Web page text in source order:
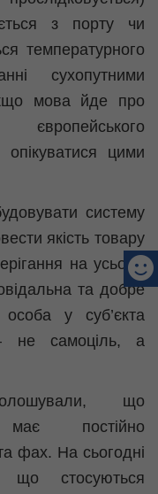
з порту чи
температурного
сухопутними
мова йде про
європейського
цими
систему
якість товару
на усьому
та добре
особа у суб’єкта
— не самоціль, а
що
постійно
фах. На сьогодні
що стосуються